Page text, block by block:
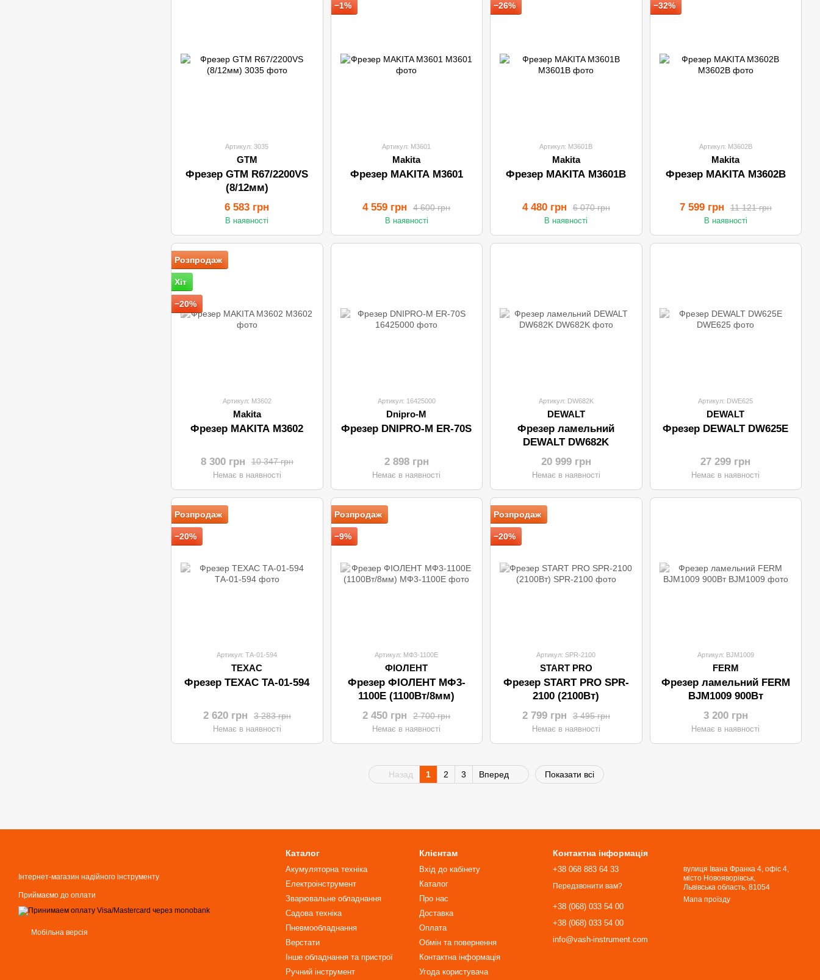
Артикул: 3035
GTM
Фрезер GTM R67/2200VS
(8/12мм)
6 583 грн
В наявності
−1%
Артикул: M3601
Makita
Фрезер MAKITA M3601
4 600 грн
4 559 грн
В наявності
−26%
Артикул: M3601B
Makita
Фрезер MAKITA M3601B
6 070 грн
4 480 грн
В наявності
−32%
Артикул: M3602B
Makita
Фрезер MAKITA M3602B
11 121 грн
7 599 грн
В наявності
Розпродаж
Хіт
−20%
Артикул: M3602
Makita
Фрезер MAKITA M3602
10 347 грн
8 300 грн
Немає в наявності
Артикул: 16425000
Dnipro-M
Фрезер DNIPRO-M ER-70S
2 898 грн
Немає в наявності
Артикул: DW682K
DEWALT
Фрезер ламельний
DEWALT DW682K
20 999 грн
Немає в наявності
Артикул: DWE625
DEWALT
Фрезер DEWALT DW625E
27 299 грн
Немає в наявності
Розпродаж
−20%
Артикул: ТА-01-594
ТЕХАС
Фрезер ТЕХАС ТА-01-594
3 283 грн
2 620 грн
Немає в наявності
Розпродаж
−9%
Артикул: МФ3-1100Е
ФІОЛЕНТ
Фрезер ФІОЛЕНТ МФ3-
1100Е (1100Вт/8мм)
2 700 грн
2 450 грн
Немає в наявності
Розпродаж
−20%
Артикул: SPR-2100
START PRO
Фрезер START PRO SPR-
2100 (2100Вт)
3 495 грн
2 799 грн
Немає в наявності
Артикул: BJM1009
FERM
Фрезер ламельний FERM
BJM1009 900Вт
3 200 грн
Немає в наявності
Назад 1 2 3 Вперед Показати всі
Інтернет-магазин надійного інструменту
Приймаємо до оплати
Мобільна версія
Каталог
Акумуляторна техніка
Електроінструмент
Зварювальне обладнання
Садова техніка
Пневмообладнання
Верстати
Інше обладнання та пристрої
Ручний інструмент
Клієнтам
Вхід до кабінету
Каталог
Про нас
Доставка
Оплата
Обмін та повернення
Контактна інформація
Угода користувача
Контактна інформація
+38 068 883 64 33
Передзвонити вам?
+38 (068) 033 54 00
+38 (068) 033 54 00
info@vash-instrument.com
вулиця Івана Франка 4, офіс 4,
місто Новояворівськ,
Львівська область, 81054​​​​​​​
Мапа проїзду